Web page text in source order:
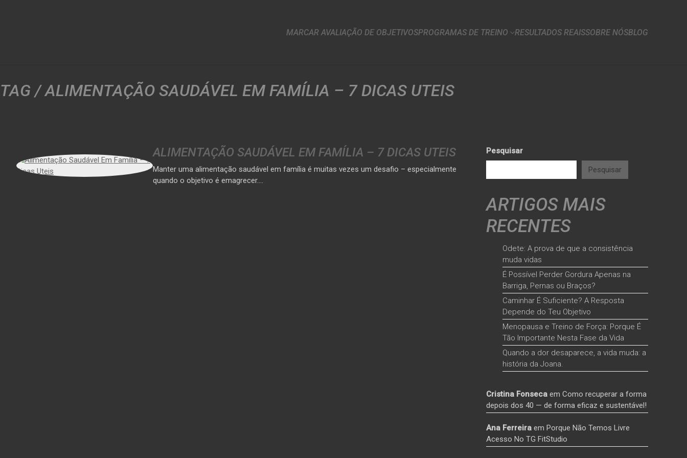
MARCAR AVALIAÇÃO DE OBJETIVOSPROGRAMAS DE TREINO RESULTADOS REAISSOBRE NÓSBLOG
TAG /ALIMENTAÇÃO SAUDÁVEL EM FAMÍLIA – 7 DICAS UTEIS
ALIMENTAÇÃO SAUDÁVEL EM FAMÍLIA – 7 DICAS UTEIS
Manter uma alimentação saudável em família é muitas vezes um desafio – especialmente
quando o objetivo é emagrecer.…
Pesquisar
Pesquisar
ARTIGOS MAIS
RECENTES
Odete: A prova de que a consistência
muda vidas
É Possível Perder Gordura Apenas na
Barriga, Pernas ou Braços?
Caminhar É Suficiente? A Resposta
Depende do Teu Objetivo
Menopausa e Treino de Força: Porque É
Tão Importante Nesta Fase da Vida
Quando a dor desaparece, a vida muda: a
história da Joana.
Cristina Fonseca em Como recuperar a forma
depois dos 40 — de forma eficaz e sustentável!
Ana Ferreira em Porque Não Temos Livre
Acesso No TG FitStudio